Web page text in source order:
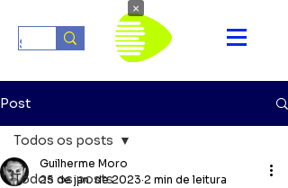
Post
Todos os posts
Todos os posts
Guilherme Moro
25 de jan. de 2023 2 min de leitura
×